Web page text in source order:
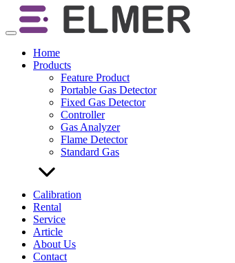
Skip
content
Home
Products
Feature Product
Portable Gas Detector
Fixed Gas Detector
Controller
Gas Analyzer
Flame Detector
Standard Gas
Calibration
Rental
Service
Article
About Us
Contact